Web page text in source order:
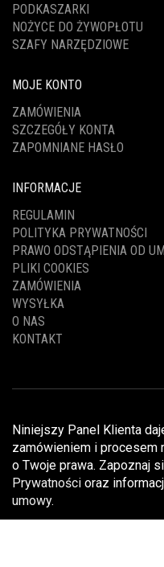
PODKASZARKI
NOŻYCE DO ŻYWOPŁOTU
SZAFY NARZĘDZIOWE
MOJE KONTO
ZAMÓWIENIA
SZCZEGÓŁY KONTA
ZAPOMNIANE HASŁO
INFORMACJE
REGULAMIN
POLITYKA PRYWATNOŚCI
PRAWO ODSTĄPIENIA OD
PLIKI COOKIES
ZAMÓWIENIA
WYSYŁKA
O NAS
KONTAKT
Niniejszy Panel Klienta
zamówieniem i procesem
o Twoje prawa. Zapoznaj
Prywatności oraz
umowy.